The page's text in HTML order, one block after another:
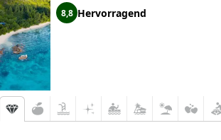
8,8 Hervorragend